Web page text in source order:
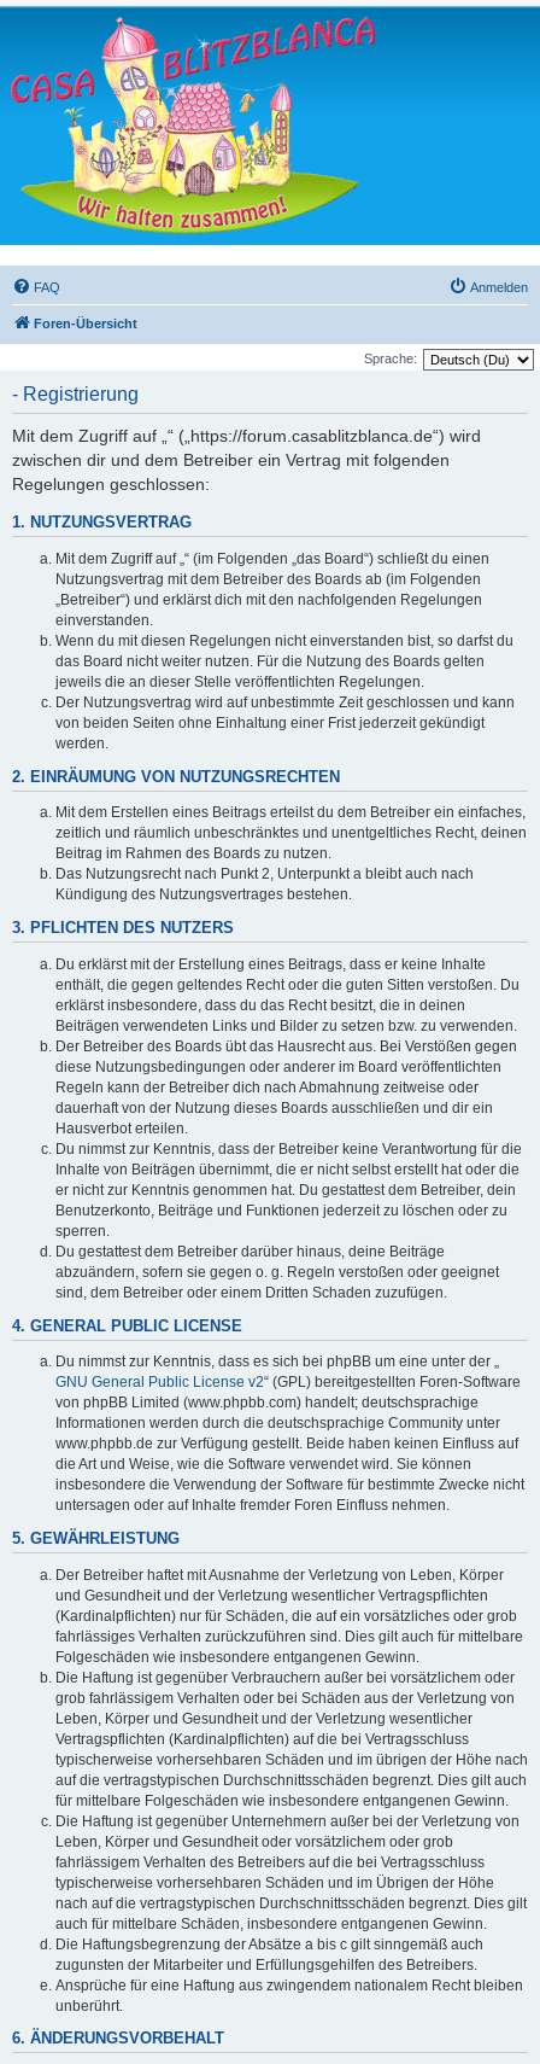
FAQ Anmelden
Foren-Übersicht
Sprache:
- Registrierung
Mit dem Zugriff auf „“ („https://forum.casablitzblanca.de“) wird
zwischen dir und dem Betreiber ein Vertrag mit folgenden
Regelungen geschlossen:
1. NUTZUNGSVERTRAG
Mit dem Zugriff auf „“ (im Folgenden „das Board“) schließt du einen
Nutzungsvertrag mit dem Betreiber des Boards ab (im Folgenden
„Betreiber“) und erklärst dich mit den nachfolgenden Regelungen
einverstanden.
Wenn du mit diesen Regelungen nicht einverstanden bist, so darfst du
das Board nicht weiter nutzen. Für die Nutzung des Boards gelten
jeweils die an dieser Stelle veröffentlichten Regelungen.
Der Nutzungsvertrag wird auf unbestimmte Zeit geschlossen und kann
von beiden Seiten ohne Einhaltung einer Frist jederzeit gekündigt
werden.
2. EINRÄUMUNG VON NUTZUNGSRECHTEN
Mit dem Erstellen eines Beitrags erteilst du dem Betreiber ein einfaches,
zeitlich und räumlich unbeschränktes und unentgeltliches Recht, deinen
Beitrag im Rahmen des Boards zu nutzen.
Das Nutzungsrecht nach Punkt 2, Unterpunkt a bleibt auch nach
Kündigung des Nutzungsvertrages bestehen.
3. PFLICHTEN DES NUTZERS
Du erklärst mit der Erstellung eines Beitrags, dass er keine Inhalte
enthält, die gegen geltendes Recht oder die guten Sitten verstoßen. Du
erklärst insbesondere, dass du das Recht besitzt, die in deinen
Beiträgen verwendeten Links und Bilder zu setzen bzw. zu verwenden.
Der Betreiber des Boards übt das Hausrecht aus. Bei Verstößen gegen
diese Nutzungsbedingungen oder anderer im Board veröffentlichten
Regeln kann der Betreiber dich nach Abmahnung zeitweise oder
dauerhaft von der Nutzung dieses Boards ausschließen und dir ein
Hausverbot erteilen.
Du nimmst zur Kenntnis, dass der Betreiber keine Verantwortung für die
Inhalte von Beiträgen übernimmt, die er nicht selbst erstellt hat oder die
er nicht zur Kenntnis genommen hat. Du gestattest dem Betreiber, dein
Benutzerkonto, Beiträge und Funktionen jederzeit zu löschen oder zu
sperren.
Du gestattest dem Betreiber darüber hinaus, deine Beiträge
abzuändern, sofern sie gegen o. g. Regeln verstoßen oder geeignet
sind, dem Betreiber oder einem Dritten Schaden zuzufügen.
4. GENERAL PUBLIC LICENSE
Du nimmst zur Kenntnis, dass es sich bei phpBB um eine unter der „
GNU General Public License v2“ (GPL) bereitgestellten Foren-Software
von phpBB Limited (www.phpbb.com) handelt; deutschsprachige
Informationen werden durch die deutschsprachige Community unter
www.phpbb.de zur Verfügung gestellt. Beide haben keinen Einfluss auf
die Art und Weise, wie die Software verwendet wird. Sie können
insbesondere die Verwendung der Software für bestimmte Zwecke nicht
untersagen oder auf Inhalte fremder Foren Einfluss nehmen.
5. GEWÄHRLEISTUNG
Der Betreiber haftet mit Ausnahme der Verletzung von Leben, Körper
und Gesundheit und der Verletzung wesentlicher Vertragspflichten
(Kardinalpflichten) nur für Schäden, die auf ein vorsätzliches oder grob
fahrlässiges Verhalten zurückzuführen sind. Dies gilt auch für mittelbare
Folgeschäden wie insbesondere entgangenen Gewinn.
Die Haftung ist gegenüber Verbrauchern außer bei vorsätzlichem oder
grob fahrlässigem Verhalten oder bei Schäden aus der Verletzung von
Leben, Körper und Gesundheit und der Verletzung wesentlicher
Vertragspflichten (Kardinalpflichten) auf die bei Vertragsschluss
typischerweise vorhersehbaren Schäden und im übrigen der Höhe nach
auf die vertragstypischen Durchschnittsschäden begrenzt. Dies gilt auch
für mittelbare Folgeschäden wie insbesondere entgangenen Gewinn.
Die Haftung ist gegenüber Unternehmern außer bei der Verletzung von
Leben, Körper und Gesundheit oder vorsätzlichem oder grob
fahrlässigem Verhalten des Betreibers auf die bei Vertragsschluss
typischerweise vorhersehbaren Schäden und im Übrigen der Höhe
nach auf die vertragstypischen Durchschnittsschäden begrenzt. Dies gilt
auch für mittelbare Schäden, insbesondere entgangenen Gewinn.
Die Haftungsbegrenzung der Absätze a bis c gilt sinngemäß auch
zugunsten der Mitarbeiter und Erfüllungsgehilfen des Betreibers.
Ansprüche für eine Haftung aus zwingendem nationalem Recht bleiben
unberührt.
6. ÄNDERUNGSVORBEHALT